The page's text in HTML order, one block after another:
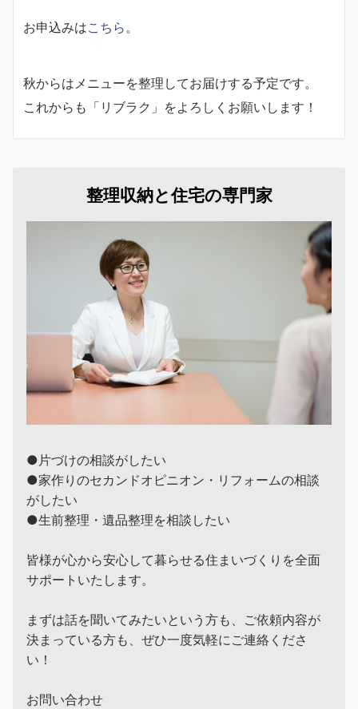
お申込みはこちら 。
秋からはメニューを整理してお届けする予定です。
これからも「リブラク」をよろしくお願いします！
整理収納と住宅の専門家
●片づけの相談がしたい
●家作りのセカンドオピニオン・リフォームの相談
がしたい
●生前整理・遺品整理を相談したい
皆様が心から安心して暮らせる住まいづくりを全面
サポートいたします。
まずは話を聞いてみたいという方も、ご依頼内容が
決まっている方も、ぜひ一度気軽にご連絡くださ
い！
お問い合わせ